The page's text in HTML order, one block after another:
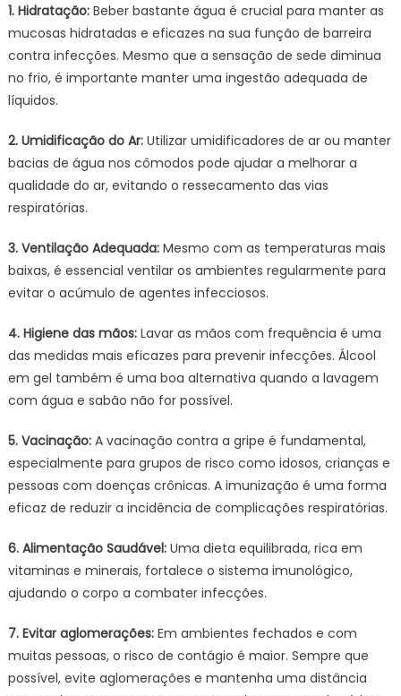
1. Hidratação: Beber bastante água é crucial para manter as
mucosas hidratadas e eficazes na sua função de barreira
contra infecções. Mesmo que a sensação de sede diminua
no frio, é importante manter uma ingestão adequada de
líquidos.
2. Umidificação do Ar: Utilizar umidificadores de ar ou manter
bacias de água nos cômodos pode ajudar a melhorar a
qualidade do ar, evitando o ressecamento das vias
respiratórias.
3. Ventilação Adequada: Mesmo com as temperaturas mais
baixas, é essencial ventilar os ambientes regularmente para
evitar o acúmulo de agentes infecciosos.
4. Higiene das mãos: Lavar as mãos com frequência é uma
das medidas mais eficazes para prevenir infecções. Álcool
em gel também é uma boa alternativa quando a lavagem
com água e sabão não for possível.
5. Vacinação:A vacinação contra a gripe é fundamental,
especialmente para grupos de risco como idosos, crianças e
pessoas com doenças crônicas. A imunização é uma forma
eficaz de reduzir a incidência de complicações respiratórias.
6. Alimentação Saudável: Uma dieta equilibrada, rica em
vitaminas e minerais, fortalece o sistema imunológico,
ajudando o corpo a combater infecções.
7. Evitar aglomerações: Em ambientes fechados e com
muitas pessoas, o risco de contágio é maior. Sempre que
possível, evite aglomerações e mantenha uma distância